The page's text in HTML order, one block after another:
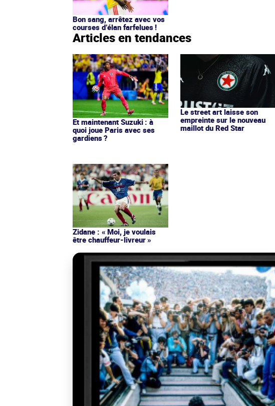
Bon sang, arrêtez avec vos
courses d’élan farfelues !
Articles en tendances
Et maintenant Suzuki : à
quoi joue Paris avec ses
gardiens ?
Le street art laisse son
empreinte sur le nouveau
maillot du Red Star
Zidane : « Moi, je voulais
être chauffeur-livreur »